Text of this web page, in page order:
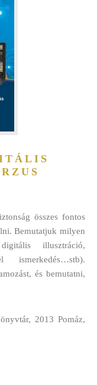
összes fontos
Bemutatjuk milyen
illusztráció,
ismerkedés…stb).
és bemutatni,
2013 Pomáz,